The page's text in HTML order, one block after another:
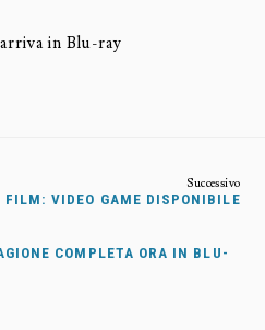
in Blu-ray
FILM: VIDEO GAME DISPONIBILE
COMPLETA ORA IN BLU-